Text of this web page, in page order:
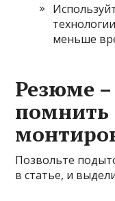
меньше
Резюме
помнить
Позвольте
в статье, и